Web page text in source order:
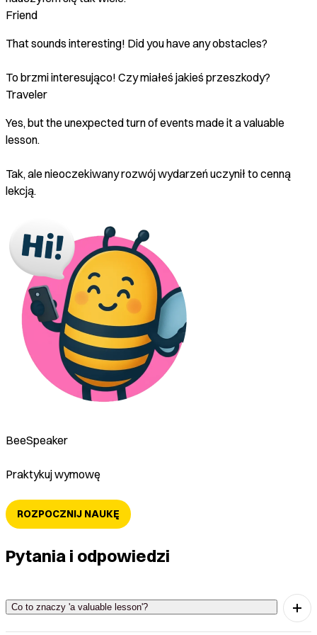
Friend
That sounds interesting! Did you have any obstacles?
To brzmi interesująco! Czy miałeś jakieś przeszkody?
Traveler
Yes, but the unexpected turn of events made it a valuable
lesson.
Tak, ale nieoczekiwany rozwój wydarzeń uczynił to cenną
lekcją.
BeeSpeaker
Praktykuj wymowę
ROZPOCZNIJ NAUKĘ
Pytania i odpowiedzi
Co to znaczy 'a valuable lesson'?